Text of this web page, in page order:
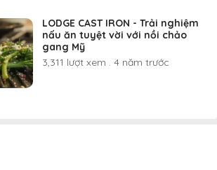
LODGE CAST IRON - Trải nghiệm
nấu ăn tuyệt vời với nồi chảo
gang Mỹ
3,311 lượt xem . 4 năm trước